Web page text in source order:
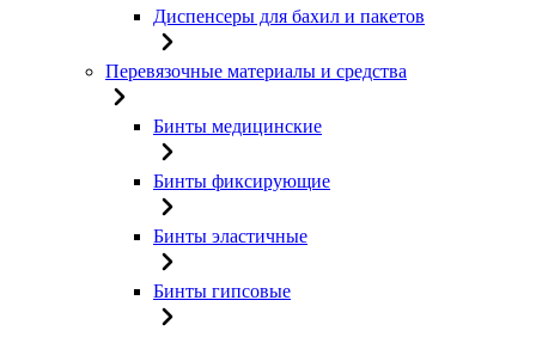
Диспенсеры для бахил и пакетов
Перевязочные материалы и средства
Бинты медицинские
Бинты фиксирующие
Бинты эластичные
Бинты гипсовые